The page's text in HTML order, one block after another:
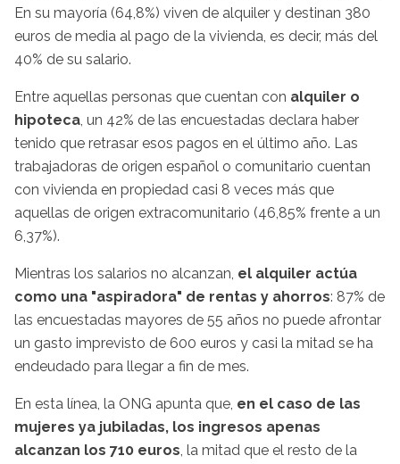
En su mayoría (64,8%) viven de alquiler y destinan 380
euros de media al pago de la vivienda, es decir, más del
40% de su salario.
Entre aquellas personas que cuentan con alquiler o
hipoteca, un 42% de las encuestadas declara haber
tenido que retrasar esos pagos en el último año. Las
trabajadoras de origen español o comunitario cuentan
con vivienda en propiedad casi 8 veces más que
aquellas de origen extracomunitario (46,85% frente a un
6,37%).
Mientras los salarios no alcanzan, el alquiler actúa
como una "aspiradora" de rentas y ahorros: 87% de
las encuestadas mayores de 55 años no puede afrontar
un gasto imprevisto de 600 euros y casi la mitad se ha
endeudado para llegar a fin de mes.
En esta línea, la ONG apunta que, en el caso de las
mujeres ya jubiladas, los ingresos apenas
alcanzan los 710 euros, la mitad que el resto de la